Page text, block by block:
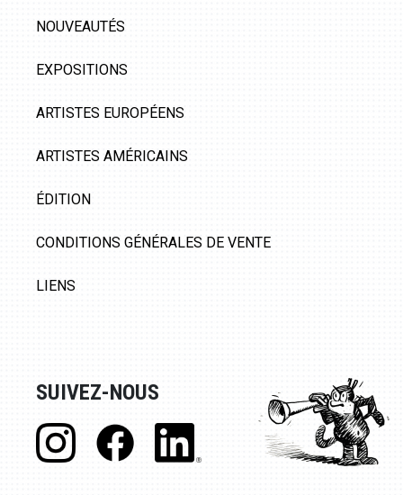
NOUVEAUTÉS
EXPOSITIONS
ARTISTES EUROPÉENS
ARTISTES AMÉRICAINS
ÉDITION
CONDITIONS GÉNÉRALES DE VENTE
LIENS
SUIVEZ-NOUS